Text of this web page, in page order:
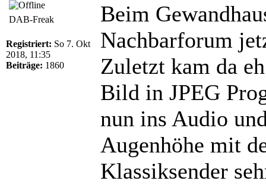
DAB-Freak
Registriert: So 7. Okt
2018, 11:35
Beiträge: 1860
Beim
Nachbarforum
Zuletzt kam da
Bild in JPEG
nun ins Audio
Augenhöhe mit
Klassiksender